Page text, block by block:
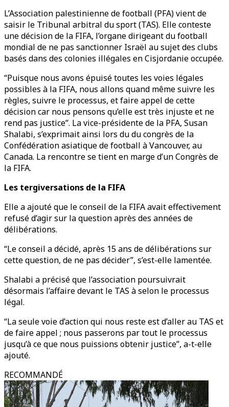
L’Association palestinienne de football (PFA) vient de
saisir le Tribunal arbitral du sport (TAS). Elle conteste
une décision de la FIFA, l’organe dirigeant du football
mondial de ne pas sanctionner Israël au sujet des clubs
basés dans des colonies illégales en Cisjordanie occupée.
“Puisque nous avons épuisé toutes les voies légales
possibles à la FIFA, nous allons quand même suivre les
règles, suivre le processus, et faire appel de cette
décision car nous pensons qu’elle est très injuste et ne
rend pas justice”. La vice-présidente de la PFA, Susan
Shalabi, s’exprimait ainsi lors du du congrès de la
Confédération asiatique de football à Vancouver, au
Canada. La rencontre se tient en marge d’un Congrès de
la FIFA.
Les tergiversations de la FIFA
Elle a ajouté que le conseil de la FIFA avait effectivement
refusé d’agir sur la question après des années de
délibérations.
“Le conseil a décidé, après 15 ans de délibérations sur
cette question, de ne pas décider”, s’est-elle lamentée.
Shalabi a précisé que l’association poursuivrait
désormais l’affaire devant le TAS à selon le processus
légal.
“La seule voie d’action qui nous reste est d’aller au TAS et
de faire appel ; nous passerons par tout le processus
jusqu’à ce que nous puissions obtenir justice”, a-t-elle
ajouté.
RECOMMANDÉ